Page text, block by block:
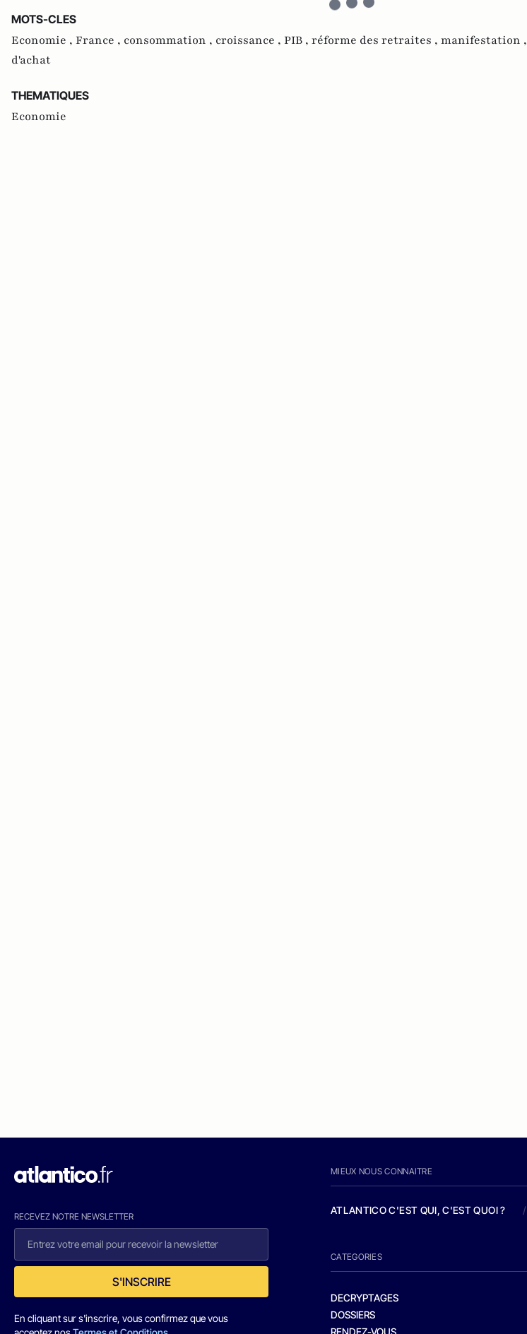
MOTS-CLES
Economie , France , consommation , croissance , PIB , réforme des retraites , manifestation ,
d'achat
THEMATIQUES
Economie
RECEVEZ NOTRE NEWSLETTER
S'INSCRIRE
En cliquant sur s'inscrire, vous confirmez que vous
MIEUX NOUS CONNAITRE
ATLANTICO C'EST QUI, C'EST QUOI ? /
CATEGORIES
DECRYPTAGES
DOSSIERS
RENDEZ-VOUS